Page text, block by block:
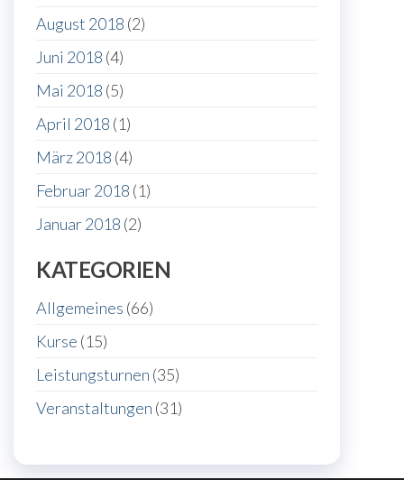
August 2018 (2)
Juni 2018 (4)
Mai 2018 (5)
April 2018 (1)
März 2018 (4)
Februar 2018 (1)
Januar 2018 (2)
KATEGORIEN
Allgemeines (66)
Kurse (15)
Leistungsturnen (35)
Veranstaltungen (31)